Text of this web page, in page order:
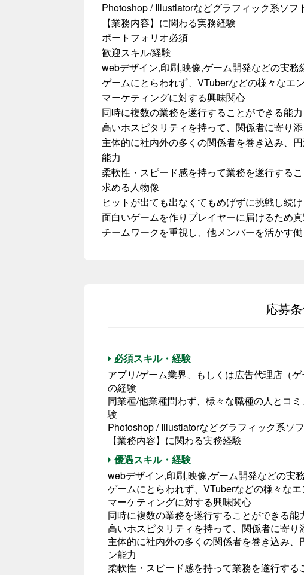
Photoshop / Illustlatorなどグラフィック系ソフ
【業務内容】に関わる実務経験
ポートフォリオ必須
歓迎スキル/経験
webデザイン,印刷,映像,ゲーム開発などの実務
ゲームにとらわれず、VTuberなどの様々なエ
マーケティングに対する興味関心
同時に複数の業務を遂行することができる能力
高いホスピタリティを持って、関係者に寄り
主体的に社内外の多くの関係者を巻き込み、
能力
柔軟性・スピード感を持って業務を遂行する
求める人物像
ヒットが出ても出なくてもめげずに挑戦し続
面白いゲームを作りプレイヤーに届けるため
チームワークを重視し、他メンバーを活かす
応募
必須スキル・経験
アプリ/ゲーム業界、もしくは広告代理店（
の経験
同業種/他業種問わず、様々な職種の人とコ
験
Photoshop / Illustlatorなどグラフィック系ソ
【業務内容】に関わる実務経験
優遇スキル・経験
webデザイン,印刷,映像,ゲーム開発などの実
ゲームにとらわれず、VTuberなどの様々な
マーケティングに対する興味関心
同時に複数の業務を遂行することができる能
高いホスピタリティを持って、関係者に寄
主体的に社内外の多くの関係者を巻き込み
ン能力
柔軟性・スピード感を持って業務を遂行する